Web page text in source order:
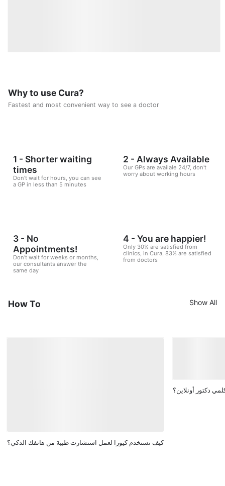
Why to use Cura?
Fastest and most convenient way to see a doctor
1 - Shorter waiting
times
Don't wait for hours, you can see
a GP in less than 5 minutes
2 - Always Available
Our GPs are availale 24/7, don't
worry about working hours
3 - No
Appointments!
Don't wait for weeks or months,
our consultants answer the
same day
4 - You are happier!
Only 30% are satisfied from
clinics, in Cura, 83% are satisfied
from doctors
How To Show All
كيف تستخدم كيورا لعمل استشارت طبية من هاتفك الذكي؟
دكتور أونلاين؟